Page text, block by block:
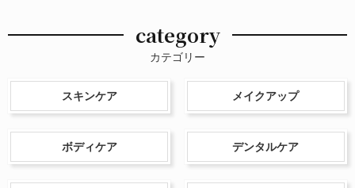
category
カテゴリー
スキンケア メイクアップ
ボディケア デンタルケア